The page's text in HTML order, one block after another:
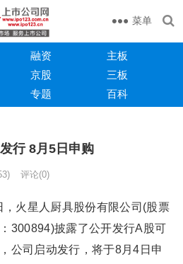
菜单
融资
主板
京股
三板
专题 百科
行 8月5日申购
评论(0)
火星人厨具股份有限公司(股票
300894)披露了公开发行A股可
公司启动发行，将于8月4日申